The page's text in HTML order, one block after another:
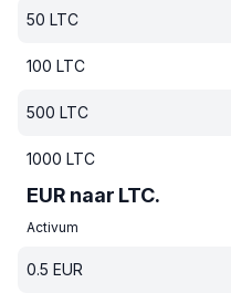
50 LTC
100 LTC
500 LTC
1000 LTC
EUR naar LTC.
Activum
0.5 EUR